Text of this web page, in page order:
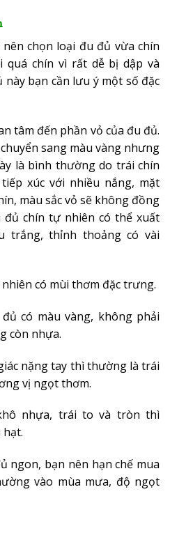
chọn loại đu đủ vừa chín
quá chín vì rất dễ bị dập và
bạn cần lưu ý một số đặc
tâm đến phần vỏ của đu đủ.
sang màu vàng nhưng
là bình thường do trái chín
xúc với nhiều nắng, mặt
màu sắc vỏ sẽ không đồng
đủ chín tự nhiên có thể xuất
trắng, thỉnh thoảng có vài
có mùi thơm đặc trưng.
có màu vàng, không phải
còn nhựa.
nặng tay thì thường là trái
vị ngọt thơm.
nhựa, trái to và tròn thì
ngon, bạn nên hạn chế mua
vào mùa mưa, độ ngọt